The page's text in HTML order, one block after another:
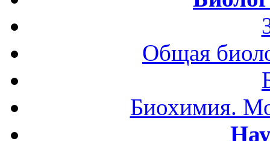
Общая
Биохимия.